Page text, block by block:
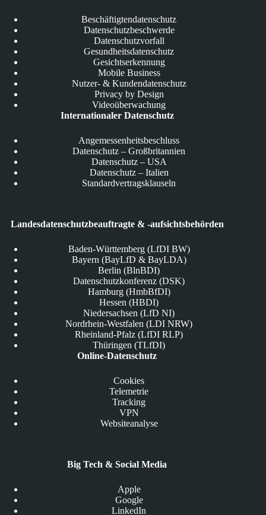
Beschäftigtendatenschutz
Datenschutzbeschwerde
Datenschutzvorfall
Gesundheitsdatenschutz
Gesichtserkennung
Mobile Business
Nutzer- & Kundendatenschutz
Privacy by Design
Videoüberwachung
Internationaler Datenschutz
Angemessenheitsbeschluss
Datenschutz – Großbritannien
Datenschutz – USA
Datenschutz – Italien
Standardvertragsklauseln
Landesdatenschutzbeauftragte & -aufsichtsbehörden
Baden-Württemberg (LfDI BW)
Bayern (BayLfD & BayLDA)
Berlin (BlnBDI)
Datenschutzkonferenz (DSK)
Hamburg (HmbBfDI)
Hessen (HBDI)
Niedersachsen (LfD NI)
Nordrhein-Westfalen (LDI NRW)
Rheinland-Pfalz (LfDI RLP)
Thüringen (TLfDI)
Online-Datenschutz
Cookies
Telemetrie
Tracking
VPN
Websiteanalyse
Big Tech & Social Media
Apple
Google
LinkedIn